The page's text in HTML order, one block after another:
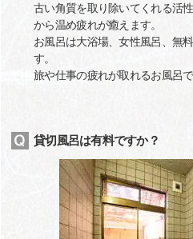
古い角質を取り除いてくれる活
から温め疲れが癒えます。
お風呂は大浴場、女性風呂、無
す。
旅や仕事の疲れが取れるお風呂
貸切風呂は有料ですか？